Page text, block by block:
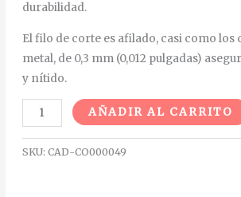
durabilidad.
El filo de corte es afilado, casi como los
metal, de 0,3 mm (0,012 pulgadas)
y nítido.
AÑADIR AL CARRITO
SKU: CAD-CO000049